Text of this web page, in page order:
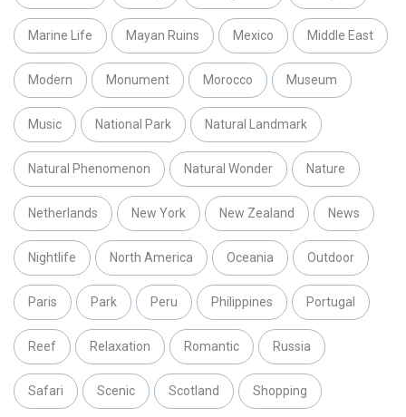
Marine Life Mayan Ruins Mexico Middle East
Modern Monument Morocco Museum
Music National Park Natural Landmark
Natural Phenomenon Natural Wonder Nature
Netherlands New York New Zealand News
Nightlife North America Oceania Outdoor
Paris Park Peru Philippines Portugal
Reef Relaxation Romantic Russia
Safari Scenic Scotland Shopping